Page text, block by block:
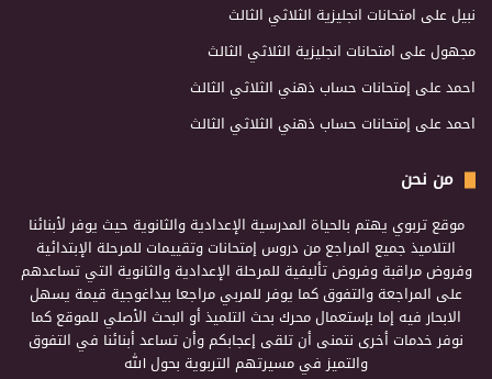
نبيلعلى امتحانات انجليزية الثلاثي الثالث
مجهولعلى امتحانات انجليزية الثلاثي الثالث
احمدعلى إمتحانات حساب ذهني الثلاثي الثالث
احمدعلى إمتحانات حساب ذهني الثلاثي الثالث
من نحن
موقع تربوي يهتم بالحياة المدرسية الإعدادية والثانوية حيث يوفر لأبنائنا
التلاميذ جميع المراجع من دروس إمتحانات وتقييمات للمرحلة الإبتدائية
وفروض مراقبة وفروض تأليفية للمرحلة الإعدادية والثانوية التي تساعدهم
على المراجعة والتفوق كما يوفر للمربي مراجعا بيداغوجية قيمة يسهل
الابحار فيه إما بإستعمال محرك بحث التلميذ أو البحث الأصلي للموقع كما
نوفر خدمات أخرى نتمنى أن تلقى إعجابكم وأن تساعد أبنائنا في التفوق
والتميز في مسيرتهم التربوية بحول الله